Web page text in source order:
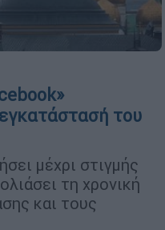
του
μέχρι στιγμής
τη χρονική
και τους